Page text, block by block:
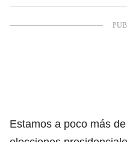
Estamos a poco más